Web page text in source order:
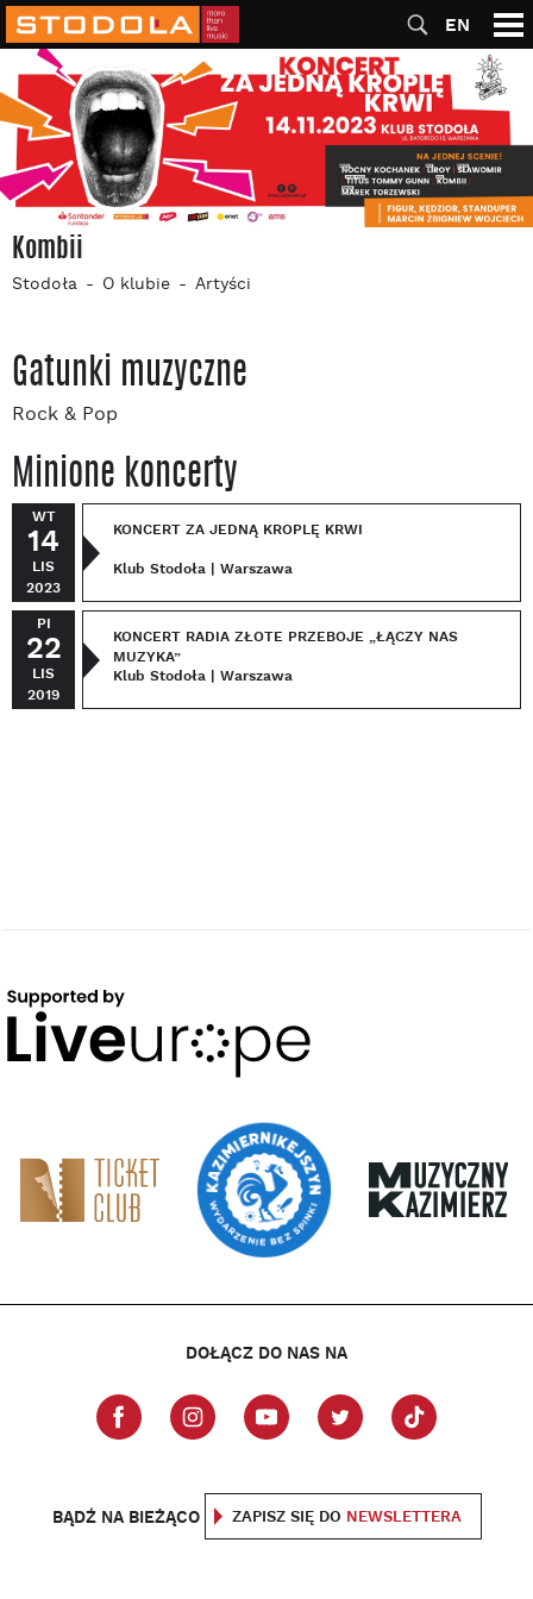
EN
Kombii
Stodoła O klubie Artyści
Gatunki muzyczne
Rock & Pop
Minione koncerty
WT
14
LIS
2023
KONCERT ZA JEDNĄ KROPLĘ KRWI
Klub Stodoła | Warszawa
PI
22
LIS
2019
KONCERT RADIA ZŁOTE PRZEBOJE „ŁĄCZY NAS
MUZYKA”
Klub Stodoła | Warszawa
DOŁĄCZ DO NAS NA
BĄDŹ NA BIEŻĄCO ZAPISZ SIĘ DO NEWSLETTERA